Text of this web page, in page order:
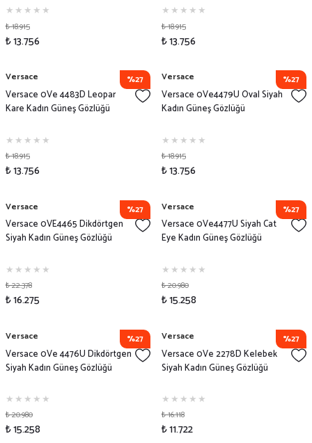
₺ 18.915
₺ 13.756
₺ 18.915
₺ 13.756
%27
Versace
Versace 0Ve 4483D Leopar
Kare Kadın Güneş Gözlüğü
₺ 18.915
₺ 13.756
%27
Versace
Versace 0Ve4479U Oval Siyah
Kadın Güneş Gözlüğü
₺ 18.915
₺ 13.756
%27
Versace
Versace 0VE4465 Dikdörtgen
Siyah Kadın Güneş Gözlüğü
₺ 22.378
₺ 16.275
%27
Versace
Versace 0Ve4477U Siyah Cat
Eye Kadın Güneş Gözlüğü
₺ 20.980
₺ 15.258
%27
Versace
Versace 0Ve 4476U Dikdörtgen
Siyah Kadın Güneş Gözlüğü
₺ 20.980
₺ 15.258
%27
Versace
Versace 0Ve 2278D Kelebek
Siyah Kadın Güneş Gözlüğü
₺ 16.118
₺ 11.722